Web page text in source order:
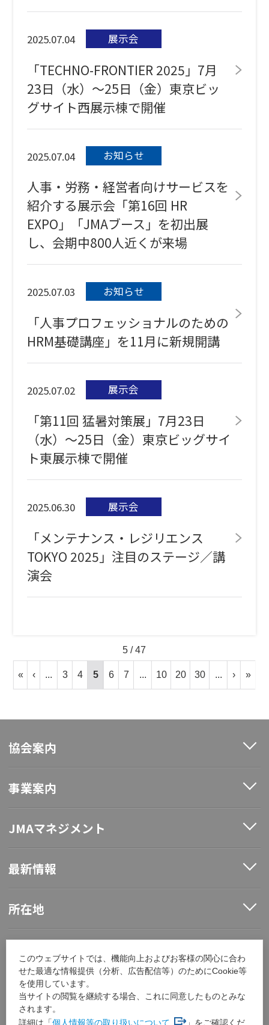
このウェブサイトでは、機能向上およびお客様の関心に合わ
せた最適な情報提供（分析、広告配信等）のためにCookie等
を使用しています。
当サイトの閲覧を継続する場合、これに同意したものとみな
されます。
詳細は「個人情報等の取り扱いについて 」をご確認くだ
2025.07.04 展示会
「TECHNO-FRONTIER 2025」7月
23日（水）～25日（金）東京ビッ
グサイト西展示棟で開催
2025.07.04 お知らせ
人事・労務・経営者向けサービスを
紹介する展示会「第16回 HR
EXPO」「JMAブース」を初出展
し、会期中800人近くが来場
2025.07.03 お知らせ
「人事プロフェッショナルのための
HRM基礎講座」を11月に新規開講
2025.07.02 展示会
「第11回 猛暑対策展」7月23日
（水）～25日（金）東京ビッグサイ
ト東展示棟で開催
2025.06.30 展示会
「メンテナンス・レジリエンス
TOKYO 2025」注目のステージ／講
演会
5 / 47
« ‹ ... 3 4 5 6 7 ... 10 20 30 ... › »
協会案内
事業案内
JMAマネジメント
最新情報
所在地
採用情報